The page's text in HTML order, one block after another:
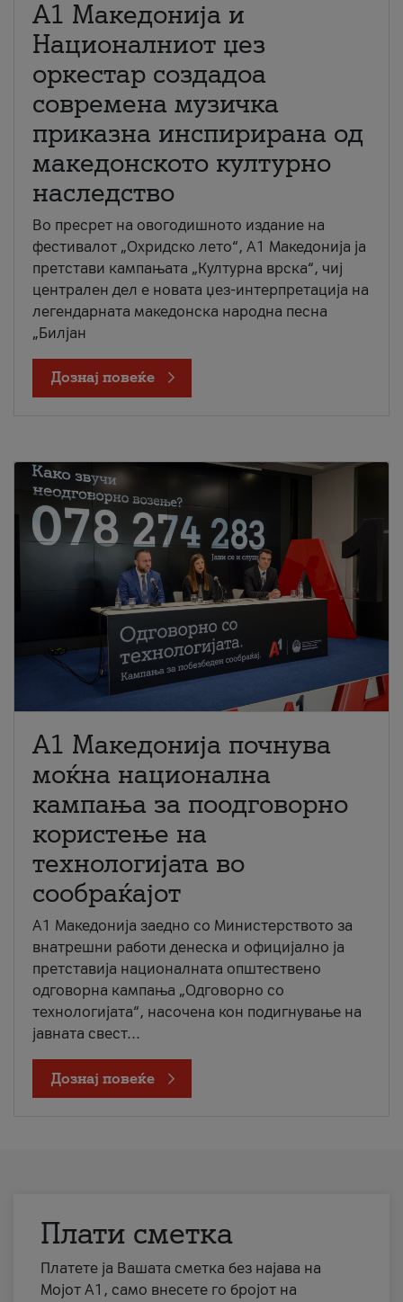
А1 Македонија и
Националниот џез
оркестар создадоа
современа музичка
приказна инспирирана од
македонското културно
наследство
Во пресрет на овогодишното издание на
фестивалот „Охридско лето“, А1 Македонија ја
претстави кампањата „Културна врска“, чиј
централен дел е новата џез-интерпретација на
легендарната македонска народна песна
„Билјан
Дознај повеќе
A1 Македонија почнува
моќна национална
кампања за поодговорно
користење на
технологијата во
сообраќајот
A1 Македонија заедно со Министерството за
внатрешни работи денеска и официјално ја
претставија националната општествено
одговорна кампања „Одговорно со
технологијата“, насочена кон подигнување на
јавната свест...
Дознај повеќе
Плати сметка
Платете ја Вашата сметка без најава на
Мојот А1, само внесете го бројот на